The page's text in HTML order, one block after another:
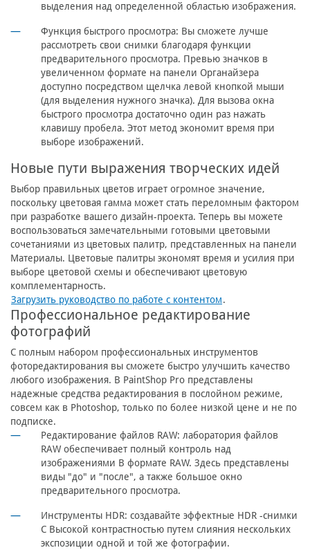
выделения над определенной областью изображения.
Функция быстрого просмотра: Вы сможете лучше
рассмотреть свои снимки благодаря функции
предварительного просмотра. Превью значков в
увеличенном формате на панели Органайзера
доступно посредством щелчка левой кнопкой мыши
(для выделения нужного значка). Для вызова окна
быстрого просмотра достаточно один раз нажать
клавишу пробела. Этот метод экономит время при
выборе изображений.
Новые пути выражения творческих идей
Выбор правильных цветов играет огромное значение,
поскольку цветовая гамма может стать переломным фактором
при разработке вашего дизайн-проекта. Теперь вы можете
воспользоваться замечательными готовыми цветовыми
сочетаниями из цветовых палитр, представленных на панели
Материалы. Цветовые палитры экономят время и усилия при
выборе цветовой схемы и обеспечивают цветовую
комплементарность.
Загрузить руководство по работе с контентом.
Профессиональное редактирование
фотографий
С полным набором профессиональных инструментов
фоторедактирования вы сможете быстро улучшить качество
любого изображения. В PaintShop Pro представлены
надежные средства редактирования в послойном режиме,
совсем как в Photoshop, только по более низкой цене и не по
подписке.
Редактирование файлов RAW: лаборатория файлов
RAW обеспечивает полный контроль над
изображениями В формате RAW. Здесь представлены
виды "до" и "после", а также большое окно
предварительного просмотра.
Инструменты HDR: создавайте эффектные HDR -снимки
С Высокой контрастностью путем слияния нескольких
экспозиции одной и той же фотографии.